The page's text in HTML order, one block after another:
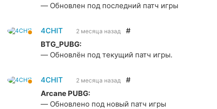
— Обновлен под последний патч игры
4CHIT 2 месяца назад
#
BTG_PUBG:
— Обновлён под текущий патч игры.
4CHIT 2 месяца назад
#
Arcane PUBG:
— Обновлено под новый патч игры